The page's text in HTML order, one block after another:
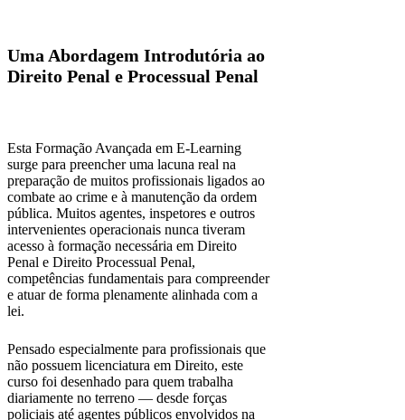
Uma Abordagem Introdutória ao
Direito Penal e Processual Penal
Esta Formação Avançada em E-Learning
surge para preencher uma lacuna real na
preparação de muitos profissionais ligados ao
combate ao crime e à manutenção da ordem
pública. Muitos agentes, inspetores e outros
intervenientes operacionais nunca tiveram
acesso à formação necessária em Direito
Penal e Direito Processual Penal,
competências fundamentais para compreender
e atuar de forma plenamente alinhada com a
lei.
Pensado especialmente para profissionais que
não possuem licenciatura em Direito, este
curso foi desenhado para quem trabalha
diariamente no terreno — desde forças
policiais até agentes públicos envolvidos na